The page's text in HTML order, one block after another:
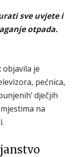
sve uvjete i
otpada.
objavila je
pećnica,
dječjih
na